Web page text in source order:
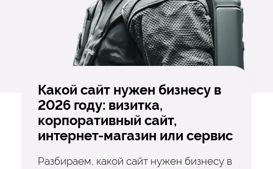
Какой сайт нужен бизнесу в
2026 году: визитка,
корпоративный сайт,
интернет-магазин или сервис
Разбираем, какой сайт нужен бизнесу в